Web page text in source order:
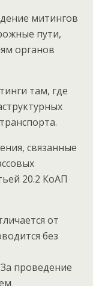
митингов
пути,
органов
там, где
связанные
20.2 КоАП
от
без
проведение